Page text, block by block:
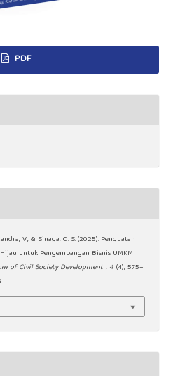
PDF
V., & Sinaga, O. S. (2025). Penguatan
untuk Pengembangan Bisnis UMKM
of Civil Society Development , 4 (4), 575–